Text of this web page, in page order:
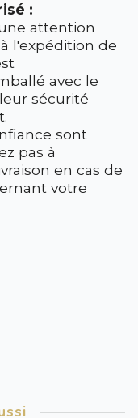
:
attention
l'expédition de
avec le
sécurité
sont
pas à
en cas de
votre